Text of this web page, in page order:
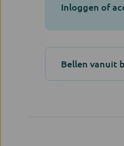
Inloggen of
Bellen vanuit